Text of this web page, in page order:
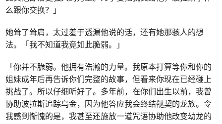
么跟你交换？」
她耸了耸肩，太过羞于透漏他说的话，还有她那骇人的想
法。「我不知道我竟如此脆弱。」
「你并不脆弱。他拥有浩瀚的力量。我原本打算等你和你的
姐妹成年后再告诉你们完整的故事，但看来你现在已经碰上
挑战了。所以仔细听好了。多年前，在你们出生以前，我曾
协助波拉斯追踪乌金，因为他答应我会终结鞑契的龙族。令
我感到惭愧的是，我甚至还施放一道咒语协助他改变幼龙的